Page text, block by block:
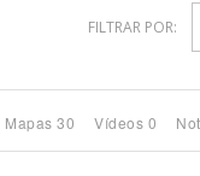
FILTRAR POR:
Mapas 30 Vídeos 0